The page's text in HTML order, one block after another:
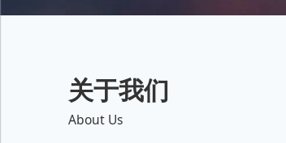
关于我们
About Us